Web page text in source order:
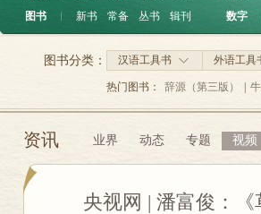
图书
︱ 新书 常备 丛书 辑刊
数字
汉语工具书 外语工具
图书分类：
热门图书： 辞源（第三版）
资讯 业界 动态 专题 视频
央视网 | 潘富俊：